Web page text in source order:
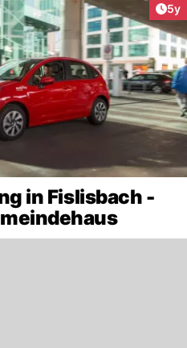
5y
in Fislisbach -